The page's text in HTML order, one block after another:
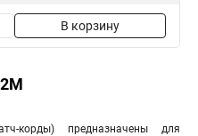
В корзину
корды) предназначены для